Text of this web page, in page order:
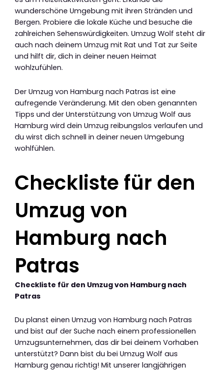
wunderschöne Umgebung mit ihren Stränden und
Bergen. Probiere die lokale Küche und besuche die
zahlreichen Sehenswürdigkeiten. Umzug Wolf steht dir
auch nach deinem Umzug mit Rat und Tat zur Seite
und hilft dir, dich in deiner neuen Heimat
wohlzufühlen.
Der Umzug von Hamburg nach Patras ist eine
aufregende Veränderung. Mit den oben genannten
Tipps und der Unterstützung von Umzug Wolf aus
Hamburg wird dein Umzug reibungslos verlaufen und
du wirst dich schnell in deiner neuen Umgebung
wohlfühlen.
Checkliste für den
Umzug von
Hamburg nach
Patras
Checkliste für den Umzug von Hamburg nach
Patras
Du planst einen Umzug von Hamburg nach Patras
und bist auf der Suche nach einem professionellen
Umzugsunternehmen, das dir bei deinem Vorhaben
unterstützt? Dann bist du bei Umzug Wolf aus
Hamburg genau richtig! Mit unserer langjährigen